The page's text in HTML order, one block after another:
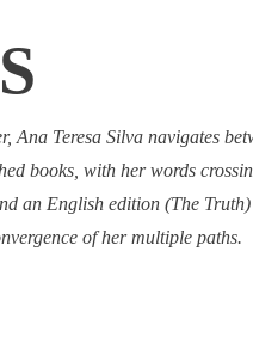
Ana Teresa Silva navigates
books, with her words
an English edition (The
of her multiple paths.